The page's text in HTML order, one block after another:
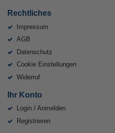
Rechtliches
Impressum
AGB
Datenschutz
Cookie Einstellungen
Widerruf
Ihr Konto
Login / Anmelden
Registrieren